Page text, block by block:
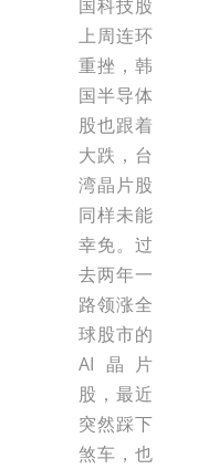
国科技股
上周连环
重挫，韩
国半导体
股也跟着
大跌，台
湾晶片股
同样未能
幸免。过
去两年一
路领涨全
球股市的
AI晶片
股，最近
突然踩下
煞车，也